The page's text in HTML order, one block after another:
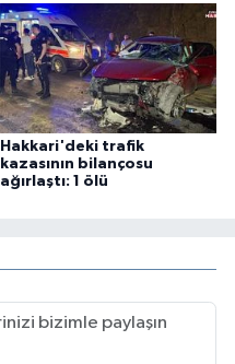
Hakkari'deki trafik
kazasının bilançosu
ağırlaştı: 1 ölü